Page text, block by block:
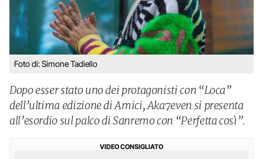
Foto di: Simone Tadiello
Dopo esser stato uno dei protagonisti con “Loca”
dell’ultima edizione di Amici, Aka7even si presenta
all’esordio sul palco di Sanremo con “Perfetta così”.
VIDEO CONSIGLIATO